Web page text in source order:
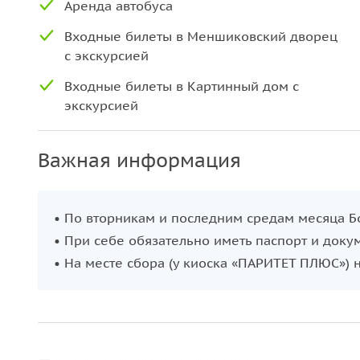
библиотеки и оперного театра. Экскурсия
понедельникам.
Свободное время после экскурсии
Свое свободное время мы рекомендуем
архитектуры — вот немногое из того, что вас
Аренда автобуса
Входные билеты в Меншиковский дворец
с экскурсией
Входные билеты в Картинный дом с
экскурсией
Важная информация
• По вторникам и последним средам месяца
• При себе обязательно иметь паспорт и
• На месте сбора (у киоска «ПАРИТЕТ ПЛЮС»)